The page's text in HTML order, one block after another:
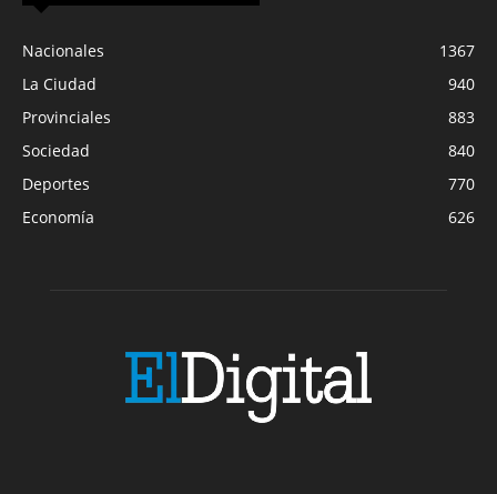
Nacionales
1367
La Ciudad
940
Provinciales
883
Sociedad
840
Deportes
770
Economía
626